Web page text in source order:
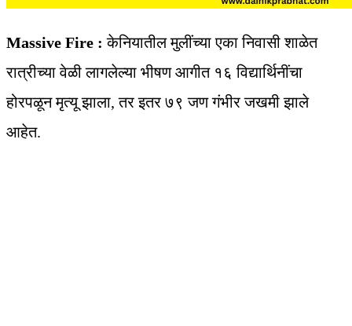
Massive Fire : केनियातील मुलींच्या एका निवासी शाळेत
रात्रीच्या वेळी लागलेल्या भीषण आगीत १६ विद्यार्थिनींचा
होरपळून मृत्यू झाला, तर इतर ७९ जण गंभीर जखमी झाले
आहेत.